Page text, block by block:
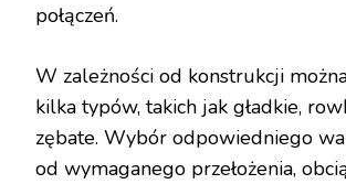
połączeń.
W zależności od konstrukcji
kilka typów, takich jak gładkie,
zębate. Wybór odpowiedniego
od wymaganego przełożenia,